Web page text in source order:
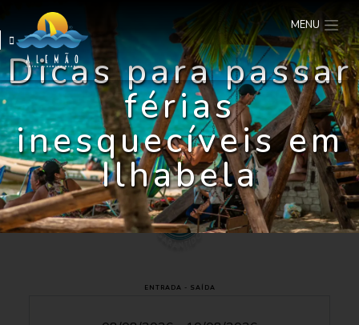
MENU
Dicas para passar
férias
inesquecíveis em
Ilhabela
ENTRADA - SAÍDA